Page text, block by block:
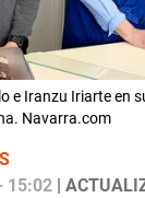
e Iranzu Iriarte en
Navarra.com
15:02 |